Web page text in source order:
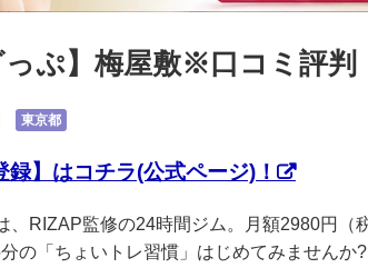
ぷ】梅屋敷※口コミ評判
東京都
】はコチラ(公式ページ)！
、RIZAP監修の24時間ジム。月額2980円（
の「ちょいトレ習慣」はじめてみませんか?